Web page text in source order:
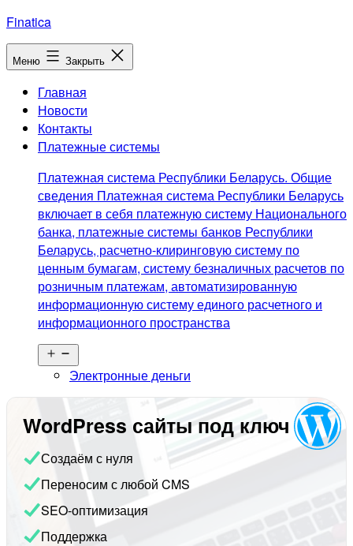
Перейти
к
содержимому
Finatica
Меню Закрыть
Главная
Новости
Контакты
Платежные системы
Платежная система Республики Беларусь. Общие
сведения Платежная система Республики Беларусь
включает в себя платежную систему Национального
банка, платежные системы банков Республики
Беларусь, расчетно-клиринговую систему по
ценным бумагам, систему безналичных расчетов по
розничным платежам, автоматизированную
информационную систему единого расчетного и
информационного пространства
меню
Электронные деньги
WordPress сайты под ключ
Создаём с нуля
Переносим с любой CMS
SEO-оптимизация
Поддержка